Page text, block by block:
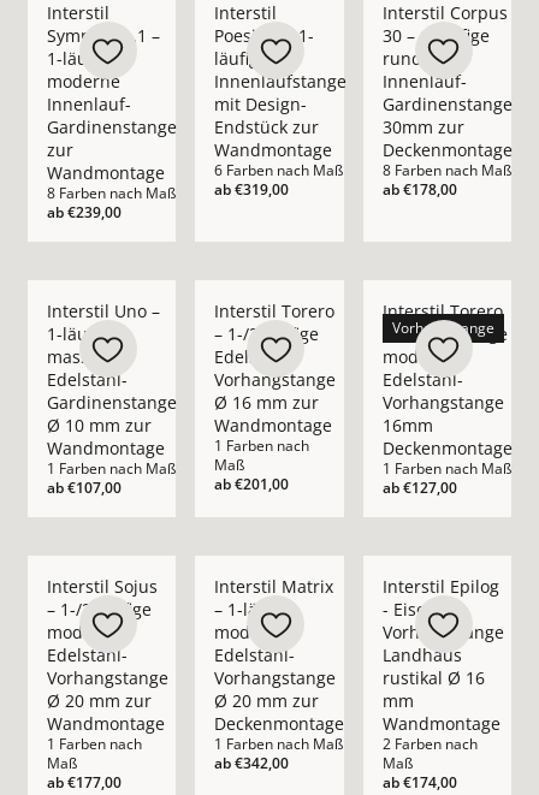
Interstil
Sympathie.1 –
1-läufige
moderne
Innenlauf-
Gardinenstange
zur
Wandmontage
8 Farben nach Maß
ab€239,00
Interstil
Poesie.1 – 1-
läufige
Innenlaufstange
mit Design-
Endstück zur
Wandmontage
6 Farben nach Maß
ab€319,00
Interstil Corpus
30 – 1-läufige
runde
Innenlauf-
Gardinenstange
30mm zur
Deckenmontage
8 Farben nach Maß
ab€178,00
Interstil Uno –
1-läufige
massive
Edelstahl-
Gardinenstange
Ø 10 mm zur
Wandmontage
1 Farben nach Maß
ab€107,00
Interstil Torero
– 1-/2-läufige
Edelstahl-
Vorhangstange
Ø 16 mm zur
Wandmontage
1 Farben nach
Maß
ab€201,00
Vorhangstange
Interstil Torero
Poco – 1-läufige
moderne
Edelstahl-
Vorhangstange
16mm
Deckenmontage
1 Farben nach Maß
ab€127,00
Interstil Sojus
– 1-/2-läufige
moderne
Edelstahl-
Vorhangstange
Ø 20 mm zur
Wandmontage
1 Farben nach
Maß
ab€177,00
Interstil Matrix
– 1-läufige
moderne
Edelstahl-
Vorhangstange
Ø 20 mm zur
Deckenmontage
1 Farben nach Maß
ab€342,00
Interstil Epilog
- Eisen
Vorhangstange
Landhaus
rustikal Ø 16
mm
Wandmontage
2 Farben nach
Maß
ab€174,00